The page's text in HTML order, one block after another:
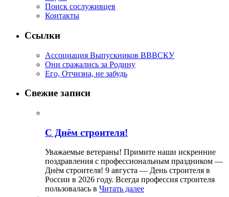
Поиск сослуживцев
Контакты
Ссылки
Ассоциация Выпускников ВВВСКУ
Они сражались за Родину
Его, Отчизна, не забудь
Свежие записи
С Днём строителя!
Уважаемые ветераны! Примите наши искренние
поздравления с профессиональным праздником —
Днём строителя! 9 августа — День строителя в
России в 2026 году. Всегда профессия строителя
пользовалась в Читать далее